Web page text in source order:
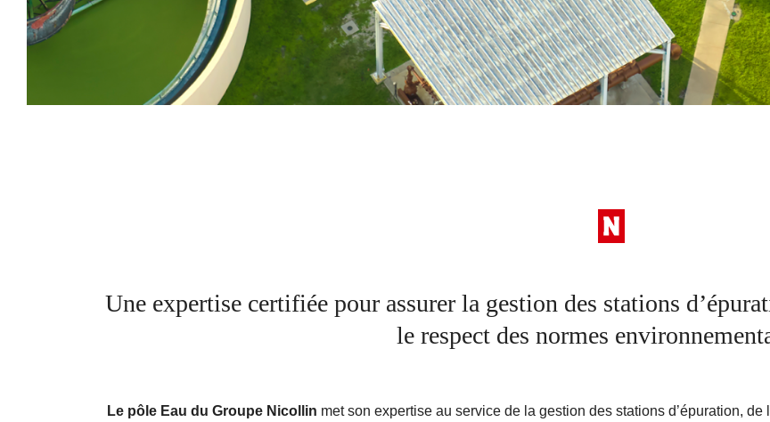
Une expertise certifiée pour assurer la gestion des stations
le respect des normes
Le pôle Eau du Groupe Nicollin met son expertise au service de la gestion des stations d’épuration,